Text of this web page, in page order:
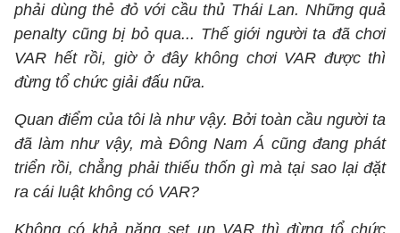
phải dùng thẻ đỏ với cầu thủ Thái Lan. Những quả
penalty cũng bị bỏ qua... Thế giới người ta đã chơi
VAR hết rồi, giờ ở đây không chơi VAR được thì
đừng tổ chức giải đấu nữa.
Quan điểm của tôi là như vậy. Bởi toàn cầu người ta
đã làm như vậy, mà Đông Nam Á cũng đang phát
triển rồi, chẳng phải thiếu thốn gì mà tại sao lại đặt
ra cái luật không có VAR?
Không có khả năng set up VAR thì đừng tổ chức